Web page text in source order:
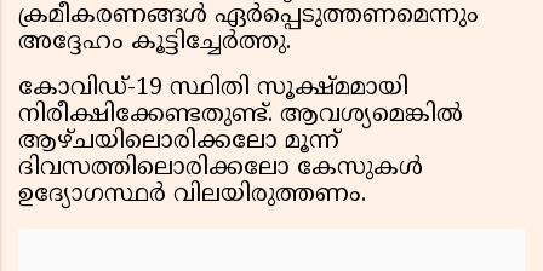
ക്രമീകരണങ്ങൾ ഏർപ്പെടുത്തണമെന്നും
അദ്ദേഹം കൂട്ടിച്ചേർത്തു.
കോവിഡ്-19 സ്ഥിതി സൂക്ഷ്മമായി
നിരീക്ഷിക്കേണ്ടതുണ്ട്. ആവശ്യമെങ്കിൽ
ആഴ്ചയിലൊരിക്കലോ മൂന്ന്
ദിവസത്തിലൊരിക്കലോ കേസുകൾ
ഉദ്യോഗസ്ഥർ വിലയിരുത്തണം.